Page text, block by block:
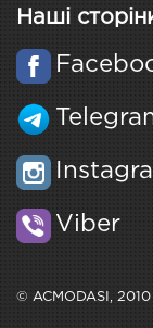
Наші
Viber
© ACMODASI,